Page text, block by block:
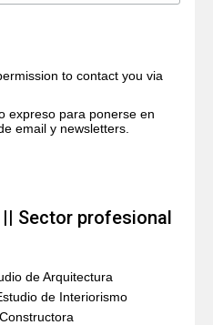
to contact you via
expreso para ponerse en
email y newsletters.
Sector profesional
de Arquitectura
de Interiorismo